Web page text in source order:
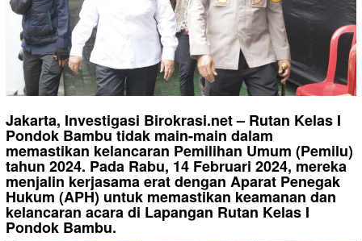
Jakarta, Investigasi Birokrasi.net – Rutan Kelas I
Pondok Bambu tidak main-main dalam
memastikan kelancaran Pemilihan Umum (Pemilu)
tahun 2024. Pada Rabu, 14 Februari 2024, mereka
menjalin kerjasama erat dengan Aparat Penegak
Hukum (APH) untuk memastikan keamanan dan
kelancaran acara di Lapangan Rutan Kelas I
Pondok Bambu.